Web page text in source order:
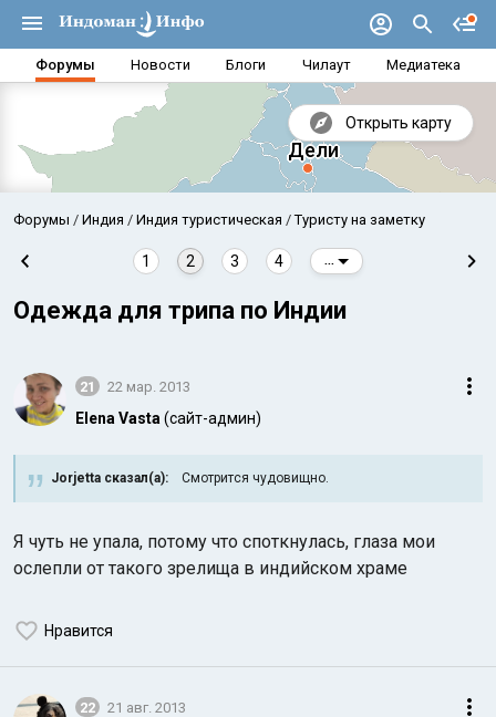
Форумы Новости Блоги Чилаут Медиатека
Открыть карту
Форумы Индия Индия туристическая Туристу на заметку
1 2 3 4
Одежда для трипа по Индии
21 22 мар. 2013
Elena Vasta (сайт-админ)
Jorjetta сказал(а): Смотрится чудовищно.
Я чуть не упала, потому что споткнулась, глаза мои
ослепли от такого зрелища в индийском храме
Нравится
22 21 авг. 2013